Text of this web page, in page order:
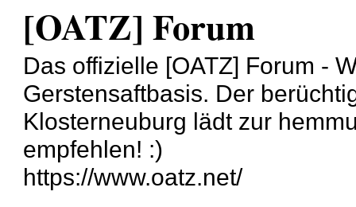
[OATZ] Forum
Das offizielle [OATZ] Forum -
Gerstensaftbasis. Der
Klosterneuburg lädt zur
empfehlen! :)
https://www.oatz.net/